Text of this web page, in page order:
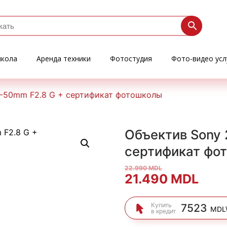
Аренда техники Фотостудия Фото-видео
F2.8 G + сертификат фотошколы
Объектив Sony
сертификат
22.990MDL
Первоначальная
цена
составляла
21.490 MDL
Купить
в кредит
7523